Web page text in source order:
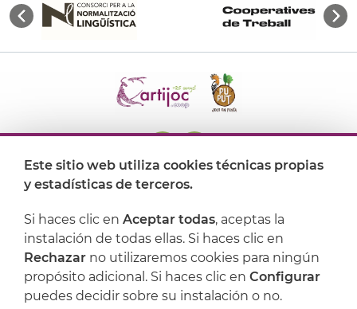
Dónde encontrarnos
Artijoc
Soporte
Este sitio web utiliza cookies técnicas propias
y estadísticas de terceros.
Si haces clic en Aceptar todas, aceptas la
instalación de todas ellas. Si haces clic en
Rechazar no utilizaremos cookies para ningún
propósito adicional. Si haces clic en Configurar
puedes decidir sobre su instalación o no.